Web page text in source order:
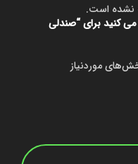
نشده است.
می کنید برای “صندلی
موردنیاز